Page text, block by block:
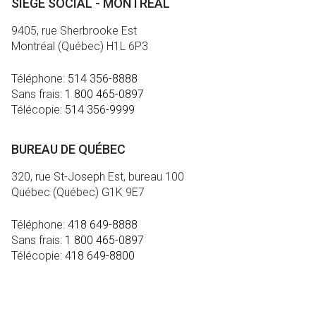
SIÈGE SOCIAL - MONTRÉAL
9405, rue Sherbrooke Est
Montréal (Québec) H1L 6P3
Téléphone: 514 356-8888
Sans frais: 1 800 465-0897
Télécopie: 514 356-9999
BUREAU DE QUÉBEC
320, rue St-Joseph Est, bureau 100
Québec (Québec) G1K 9E7
Téléphone: 418 649-8888
Sans frais: 1 800 465-0897
Télécopie: 418 649-8800